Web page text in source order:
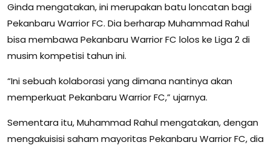
Ginda mengatakan, ini merupakan batu loncatan bagi
Pekanbaru Warrior FC. Dia berharap Muhammad Rahul
bisa membawa Pekanbaru Warrior FC lolos ke Liga 2 di
musim kompetisi tahun ini.
“Ini sebuah kolaborasi yang dimana nantinya akan
memperkuat Pekanbaru Warrior FC,” ujarnya.
Sementara itu, Muhammad Rahul mengatakan, dengan
mengakuisisi saham mayoritas Pekanbaru Warrior FC, dia